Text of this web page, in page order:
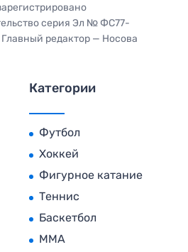
серия Эл № ФС77-
Главный редактор — Носова
Категории
Футбол
Хоккей
Фигурное катание
Теннис
Баскетбол
MMA